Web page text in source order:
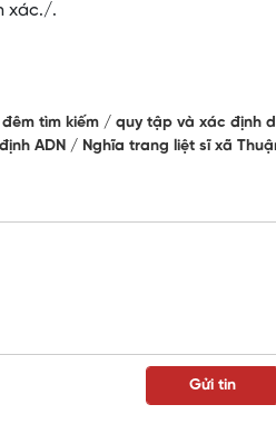
xác./.
tìm kiếm quy tập và xác định
ADN Nghĩa trang liệt sĩ xã